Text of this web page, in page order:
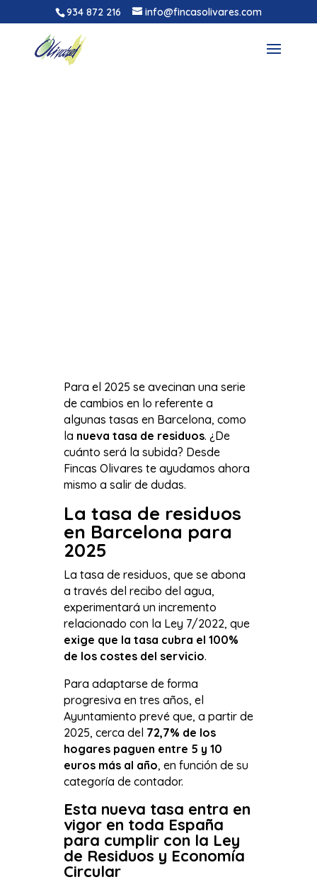
934 872 216 info@fincasolivares.com
Para el 2025 se avecinan una serie
de cambios en lo referente a
algunas tasas en Barcelona, como
la nueva tasa de residuos. ¿De
cuánto será la subida? Desde
Fincas Olivares te ayudamos ahora
mismo a salir de dudas.
La tasa de residuos
en Barcelona para
2025
La tasa de residuos, que se abona
a través del recibo del agua,
experimentará un incremento
relacionado con la Ley 7/2022, que
exige que la tasa cubra el 100%
de los costes del servicio.
Para adaptarse de forma
progresiva en tres años, el
Ayuntamiento prevé que, a partir de
2025, cerca del 72,7% de los
hogares paguen entre 5 y 10
euros más al año, en función de su
categoría de contador.
Esta nueva tasa entra en
vigor en toda España
para cumplir con la Ley
de Residuos y Economía
Circular